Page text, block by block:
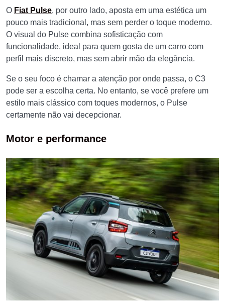
O Fiat Pulse, por outro lado, aposta em uma estética um
pouco mais tradicional, mas sem perder o toque moderno.
O visual do Pulse combina sofisticação com
funcionalidade, ideal para quem gosta de um carro com
perfil mais discreto, mas sem abrir mão da elegância.
Se o seu foco é chamar a atenção por onde passa, o C3
pode ser a escolha certa. No entanto, se você prefere um
estilo mais clássico com toques modernos, o Pulse
certamente não vai decepcionar.
Motor e performance